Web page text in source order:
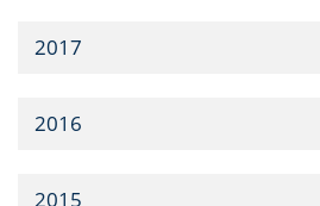
2017
2016
2015